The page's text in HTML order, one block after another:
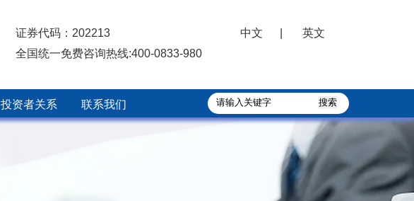
证券代码：202213 中文
英文
全国统一免费咨询热线:400-0833-980
投资者关系 联系我们